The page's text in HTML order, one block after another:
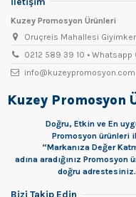
Kuzey Promosyon Ürünleri
Oruçreis Mahallesi
0212 589 39 10 •
info@kuzeypromosyon.com
Kuzey Promosyon
Doğru, Etkin ve En
Promosyon ürünleri
“Markanıza Değer
adına aradığınız Promosyon
doğru adrestesiniz.
Bizi Takip Edin